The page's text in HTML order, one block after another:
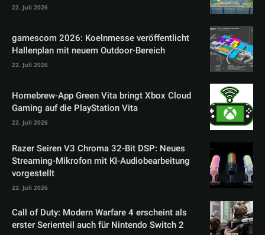
22. Juli 2026
gamescom 2026: Koelnmesse veröffentlicht
Hallenplan mit neuem Outdoor-Bereich
22. Juli 2026
Homebrew-App Green Vita bringt Xbox Cloud
Gaming auf die PlayStation Vita
22. Juli 2026
Razer Seiren V3 Chroma 32-Bit DSP: Neues
Streaming-Mikrofon mit KI-Audiobearbeitung
vorgestellt
22. Juli 2026
Call of Duty: Modern Warfare 4 erscheint als
erster Serienteil auch für Nintendo Switch 2